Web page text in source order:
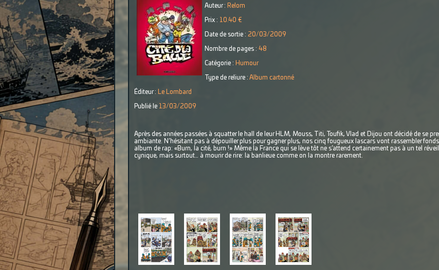
Auteur : Relom
Prix : 10.40 €
Date de sortie : 20/03/2009
Nombre de pages : 48
Catégorie : Humour
Type de reliure : Album cartonné
Éditeur : Le Lombard
Publié le 13/03/2009
Après des années passées à squatter le hall de leur HLM, Mouss, Titi, Toufik, Vlad et Dijou ont décidé de se
ambiante. N’hésitant pas à dépouiller plus pour gagner plus, nos cinq fougueux lascars vont rassembler
album de rap: «Burn, la cité, burn !» Même la France qui se lève tôt ne s’attend certainement pas à un tel
cynique, mais surtout… à mourir de rire: la banlieue comme on la montre rarement.